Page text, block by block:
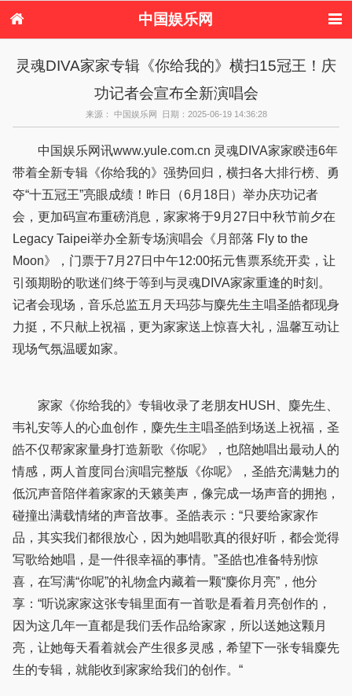
中国娱乐网
港台娱乐
日本娱乐 韩国娱乐
欧美娱乐
音乐新闻 影视新闻
港台明星八卦
日本韩国明星
欧美明星八卦
灵魂DIVA家家专辑《你给我的》横扫15冠王！庆
功记者会宣布全新演唱会
来源： 中国娱乐网 日期：2025-06-19 14:36:28
中国娱乐网讯www.yule.com.cn 灵魂DIVA家家睽违6年
带着全新专辑《你给我的》强势回归，横扫各大排行榜、勇
夺“十五冠王”亮眼成绩！昨日（6月18日）举办庆功记者
会，更加码宣布重磅消息，家家将于9月27日中秋节前夕在
Legacy Taipei举办全新专场演唱会《月部落 Fly to the
Moon》，门票于7月27日中午12:00拓元售票系统开卖，让
引颈期盼的歌迷们终于等到与灵魂DIVA家家重逢的时刻。
记者会现场，音乐总监五月天玛莎与麋先生主唱圣皓都现身
力挺，不只献上祝福，更为家家送上惊喜大礼，温馨互动让
现场气氛温暖如家。
家家《你给我的》专辑收录了老朋友HUSH、麋先生、
韦礼安等人的心血创作，麋先生主唱圣皓到场送上祝福，圣
皓不仅帮家家量身打造新歌《你呢》，也陪她唱出最动人的
情感，两人首度同台演唱完整版《你呢》，圣皓充满魅力的
低沉声音陪伴着家家的天籁美声，像完成一场声音的拥抱，
碰撞出满载情绪的声音故事。圣皓表示：“只要给家家作
品，其实我们都很放心，因为她唱歌真的很好听，都会觉得
写歌给她唱，是一件很幸福的事情。”圣皓也准备特别惊
喜，在写满“你呢”的礼物盒内藏着一颗“麋你月亮”，他分
享：“听说家家这张专辑里面有一首歌是看着月亮创作的，
因为这几年一直都是我们丢作品给家家，所以送她这颗月
亮，让她每天看着就会产生很多灵感，希望下一张专辑麋先
生的专辑，就能收到家家给我们的创作。“